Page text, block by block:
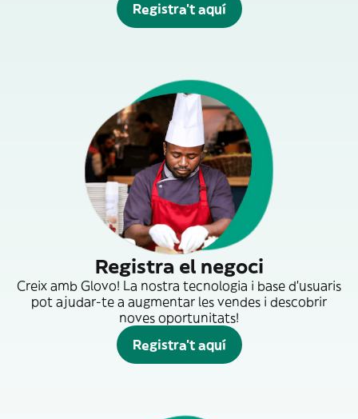
Registra't aquí
Registra el negoci
Creix amb Glovo! La nostra tecnologia i base d'usuaris
pot ajudar-te a augmentar les vendes i descobrir
noves oportunitats!
Registra't aquí